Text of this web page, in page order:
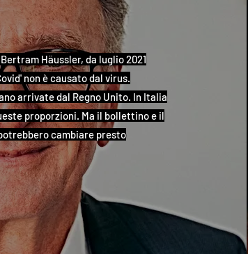
Häussler, da luglio 2021
non è causato dal virus.
arrivate dal Regno Unito. In Italia
proporzioni. Ma il bollettino e il
cambiare presto